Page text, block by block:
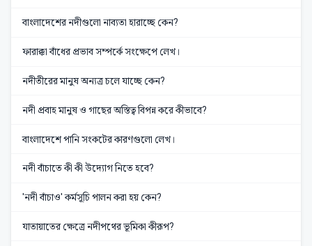
বাংলাদেশের নদীগুলো নাব্যতা হারাচ্ছে কেন?
ফারাক্কা বাঁধের প্রভাব সম্পর্কে সংক্ষেপে লেখ।
নদীতীরের মানুষ অন্যত্র চলে যাচ্ছে কেন?
নদী প্রবাহ মানুষ ও গাছের অস্তিত্ব বিপন্ন করে কীভাবে?
বাংলাদেশে পানি সংকটের কারণগুলো লেখ।
নদী বাঁচাতে কী কী উদ্যোগ নিতে হবে?
'নদী বাঁচাও' কর্মসূচি পালন করা হয় কেন?
যাতায়াতের ক্ষেত্রে নদীপথের ভূমিকা কীরূপ?